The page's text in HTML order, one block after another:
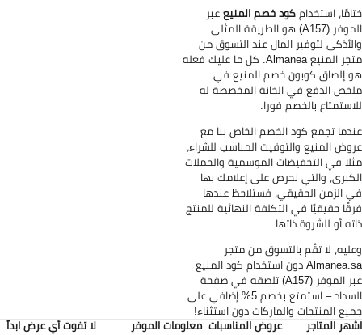
استخدامكود خصم المنيععبر
الموفر (A157) هو الطريقة المثلى
لتوفير المال عند التسوق من
متجر المنيع Almanea. كل ما عليك فعله
إلصاق كوبون خصم المنيع في
الدفع في الخانة المخصصة له
بالخصم فورا.
تجمع كود الخصم الخاص بنا مع
المنيع والتوقيت المناسب للشراء،
في التخفيضات الموسمية والحملات
والتي نحرص على إعلامك بها
الزمن الحقيقي، فستلاحظ عندها
حقيقيًا في التكلفة النهائية للمنتج
أو للشروة ذاتها.
لا تقُم بالتسوق من متجر
Almanea.sa دون استخدام كود المنيع
عبر الموفر (A157) تلصقه في صفحة
السداد – استمتع بخصم 5% إضافي على
المنتجات والماركات دون استثناء!
المتاجر
عروض المناسبات معلومات الموفر
لا تفوت أي عرض ابداً